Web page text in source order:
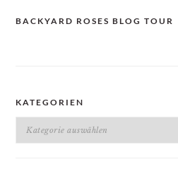
BACKYARD ROSES BLOG TOUR
KATEGORIEN
Kategorien